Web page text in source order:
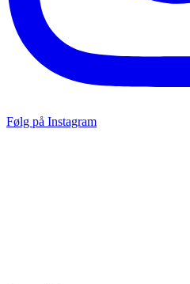
Følg på Instagram